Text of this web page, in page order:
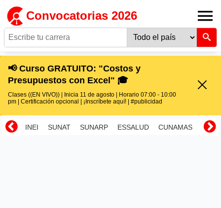
Convocatorias 2026
📢 Curso GRATUITO: "Costos y
Presupuestos con Excel" 🎓
Clases ((EN VIVO)) | Inicia 11 de agosto | Horario 07:00 - 10:00
pm | Certificación opcional | ¡Inscríbete aquí! | #publicidad
INEI SUNAT SUNARP ESSALUD CUNAMAS